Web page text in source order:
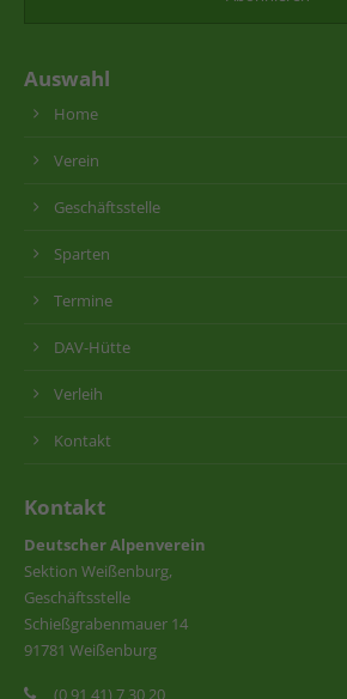
Auswahl
Home
Verein
Geschäftsstelle
Sparten
Termine
DAV-Hütte
Verleih
Kontakt
Kontakt
Deutscher Alpenverein
Sektion Weißenburg,
Geschäftsstelle
Schießgrabenmauer 14
91781 Weißenburg
(0 91 41) 7 30 20